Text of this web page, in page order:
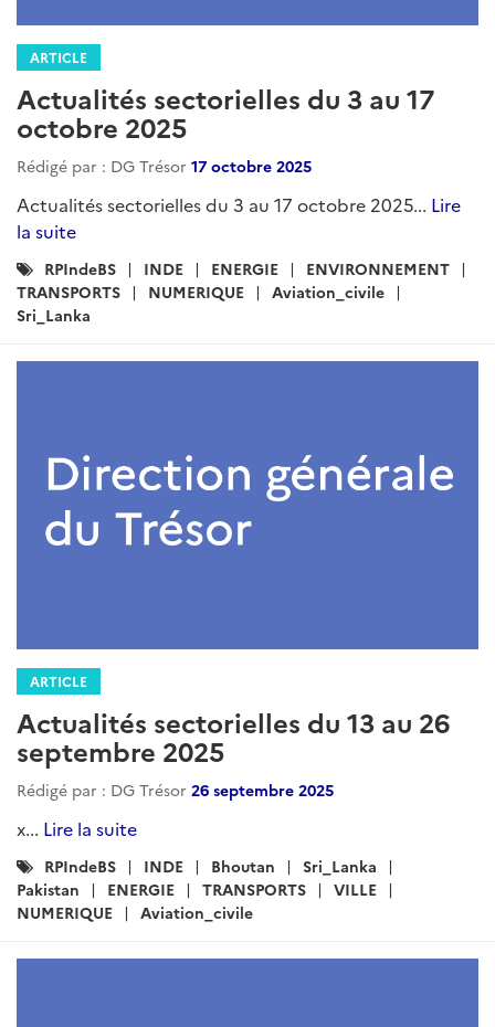
ARTICLE
Actualités sectorielles du 3 au 17
octobre 2025
Rédigé par : DG Trésor 17 octobre 2025
Actualités sectorielles du 3 au 17 octobre 2025... Lire
la suite
Catégories
:
RPIndeBS INDE ENERGIE
ENVIRONNEMENT
TRANSPORTS
NUMERIQUE
Aviation_civile
Sri_Lanka
ARTICLE
Actualités sectorielles du 13 au 26
septembre 2025
Rédigé par : DG Trésor 26 septembre 2025
x... Lire la suite
Catégories
:
RPIndeBS INDE Bhoutan
Sri_Lanka
Pakistan
ENERGIE TRANSPORTS
VILLE
NUMERIQUE
Aviation_civile